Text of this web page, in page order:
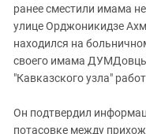
ранее сместили имама
улице Орджоникидзе
находился на
своего имама
"Кавказского узла"
Он подтвердил
потасовке между